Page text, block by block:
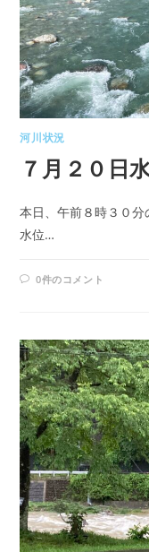
河川状況
７月２０日
本日、午前８時３０
水位…
0件のコメント